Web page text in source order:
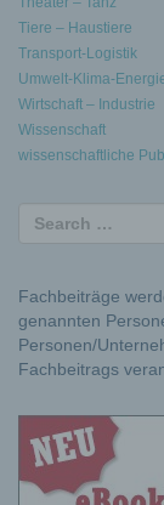
Tiere – Haustiere
Transport-Logistik
Umwelt-Klima-
Wirtschaft – Industrie
Wissenschaft
wissenschaftliche
Fachbeiträge
genannten
Personen/
Fachbeitrags